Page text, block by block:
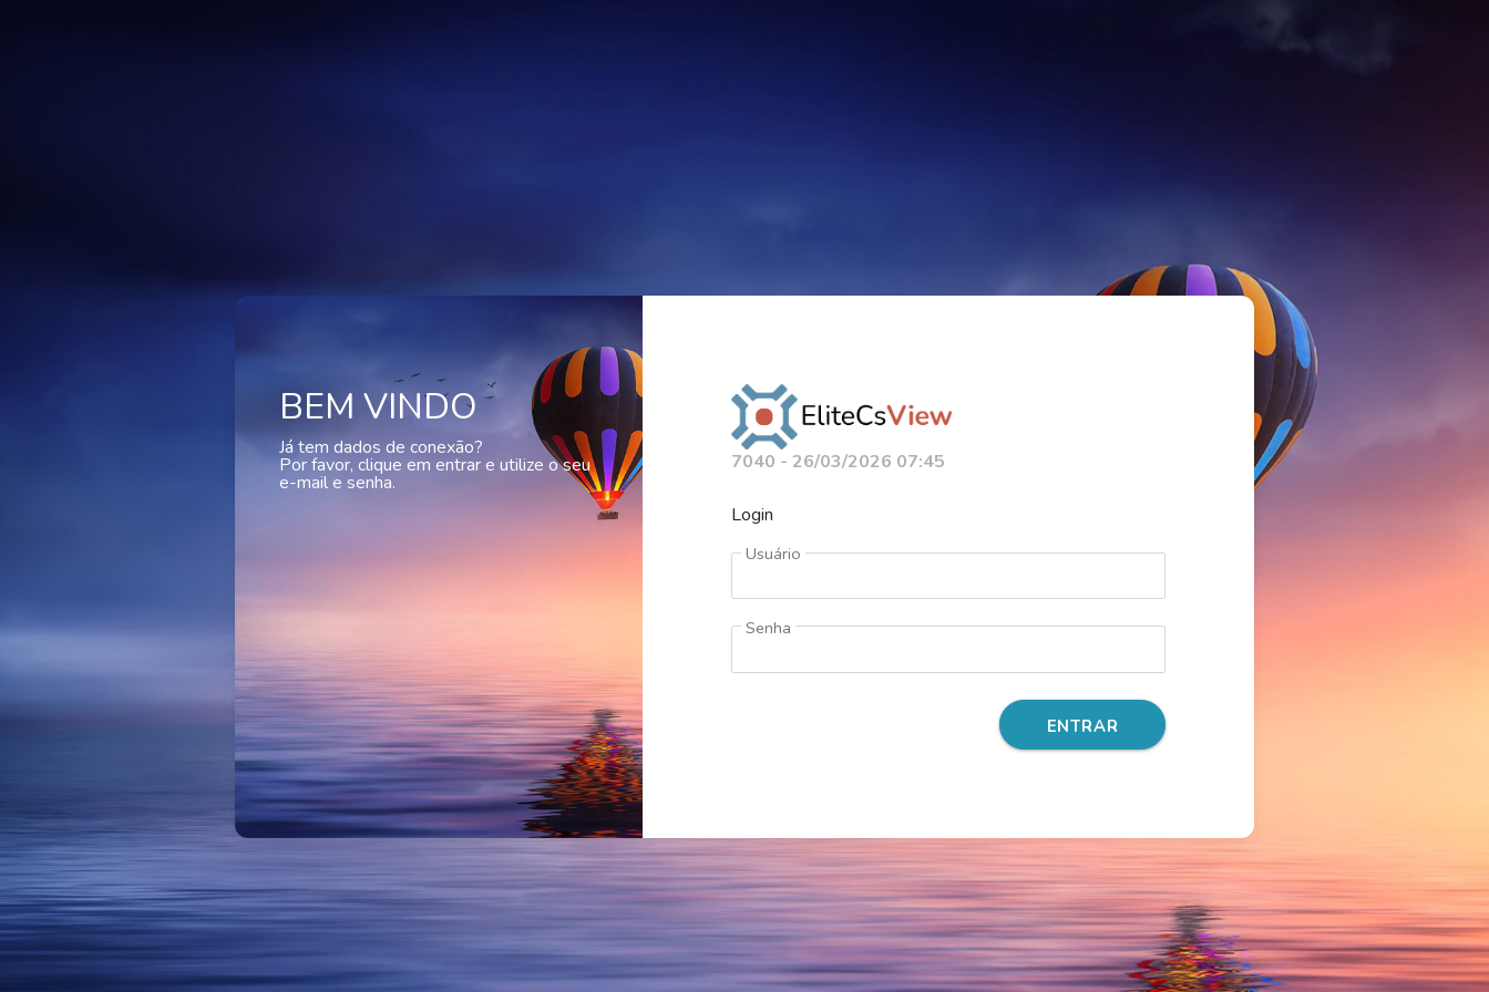
BEM VINDO
Já tem dados de conexão?
Por favor, clique em entrar e utilize o seu
e-mail e senha.
7040 - 26/03/2026 07:45
Login
Usuário
Senha
ENTRAR